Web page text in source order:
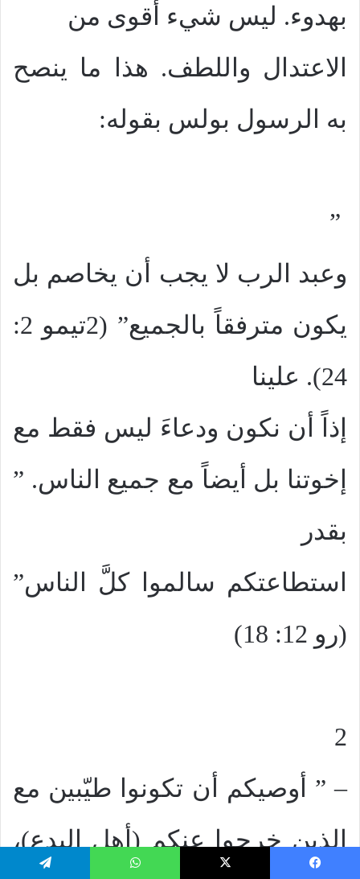
بهدوء. ليس شيء أقوى من
الاعتدال واللطف. هذا ما ينصح
به الرسول بولس بقوله:
”
وعبد الرب لا يجب أن يخاصم بل
يكون مترفقاً بالجميع” (2تيمو 2:
24). علينا
إذاً أن نكون ودعاءَ ليس فقط مع
إخوتنا بل أيضاً مع جميع الناس. ”
بقدر
استطاعتكم سالموا كلَّ الناس”
(رو 12: 18)
2
– ” أوصيكم أن تكونوا طيّبين مع
الذين خرجوا عنكم (أهل البدع)،